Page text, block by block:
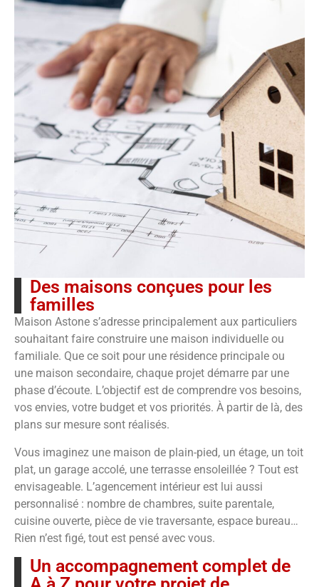
Des maisons conçues pour les
familles
Maison Astone s’adresse principalement aux particuliers
souhaitant faire construire une maison individuelle ou
familiale. Que ce soit pour une résidence principale ou
une maison secondaire, chaque projet démarre par une
phase d’écoute. L’objectif est de comprendre vos besoins,
vos envies, votre budget et vos priorités. À partir de là, des
plans sur mesure sont réalisés.
Vous imaginez une maison de plain-pied, un étage, un toit
plat, un garage accolé, une terrasse ensoleillée ? Tout est
envisageable. L’agencement intérieur est lui aussi
personnalisé : nombre de chambres, suite parentale,
cuisine ouverte, pièce de vie traversante, espace bureau…
Rien n’est figé, tout est pensé avec vous.
Un accompagnement complet de